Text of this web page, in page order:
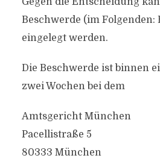
Beschwerde (im Folgenden:
eingelegt werden.
Die Beschwerde ist binnen
zwei Wochen bei dem
Amtsgericht München
Pacellistraße 5
80333 München